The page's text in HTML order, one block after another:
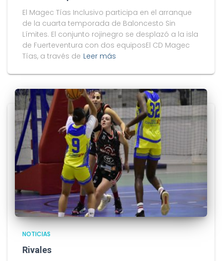
El Magec Tías Inclusivo participa en el arranque
de la cuarta temporada de Baloncesto Sin
Límites. El conjunto rojinegro se desplazó a la isla
de Fuerteventura con dos equiposEl CD Magec
Tías, a través de Leer más
NOTICIAS
Rivales